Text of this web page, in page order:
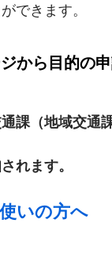
できます。
から目的の
（地域交通
れます。
いの方へ